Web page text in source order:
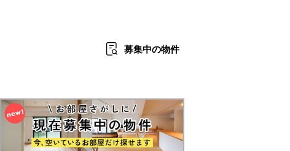
募集中の物件